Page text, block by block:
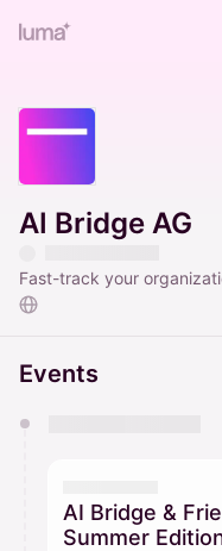
AI Bridge AG
Fast-track your
Events
They will show up on
AI Bridge &
Summer